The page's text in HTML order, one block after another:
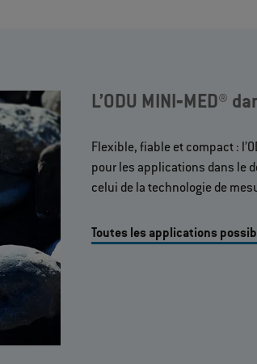
L’ODU MINI‐MED®
Flexible, fiable et compact :
pour les applications dans le
celui de la technologie de
Toutes les applications